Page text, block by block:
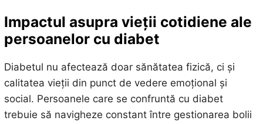
Impactul asupra vieții cotidiene ale
persoanelor cu diabet
Diabetul nu afectează doar sănătatea fizică, ci și
calitatea vieții din punct de vedere emoțional și
social. Persoanele care se confruntă cu diabet
trebuie să navigheze constant între gestionarea bolii